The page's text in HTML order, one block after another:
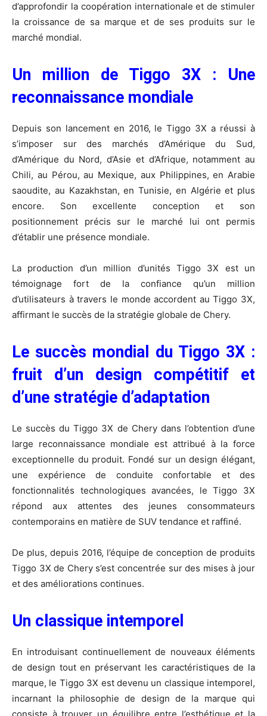
d’approfondir la coopération internationale et de stimuler
la croissance de sa marque et de ses produits sur le
marché mondial.
Un million de Tiggo 3X : Une
reconnaissance mondiale
Depuis son lancement en 2016, le Tiggo 3X a réussi à
s’imposer sur des marchés d’Amérique du Sud,
d’Amérique du Nord, d’Asie et d’Afrique, notamment au
Chili, au Pérou, au Mexique, aux Philippines, en Arabie
saoudite, au Kazakhstan, en Tunisie, en Algérie et plus
encore. Son excellente conception et son
positionnement précis sur le marché lui ont permis
d’établir une présence mondiale.
La production d’un million d’unités Tiggo 3X est un
témoignage fort de la confiance qu’un million
d’utilisateurs à travers le monde accordent au Tiggo 3X,
affirmant le succès de la stratégie globale de Chery.
Le succès mondial du Tiggo 3X :
fruit d’un design compétitif et
d’une stratégie d’adaptation
Le succès du Tiggo 3X de Chery dans l’obtention d’une
large reconnaissance mondiale est attribué à la force
exceptionnelle du produit. Fondé sur un design élégant,
une expérience de conduite confortable et des
fonctionnalités technologiques avancées, le Tiggo 3X
répond aux attentes des jeunes consommateurs
contemporains en matière de SUV tendance et raffiné.
De plus, depuis 2016, l’équipe de conception de produits
Tiggo 3X de Chery s’est concentrée sur des mises à jour
et des améliorations continues.
Un classique intemporel
En introduisant continuellement de nouveaux éléments
de design tout en préservant les caractéristiques de la
marque, le Tiggo 3X est devenu un classique intemporel,
incarnant la philosophie de design de la marque qui